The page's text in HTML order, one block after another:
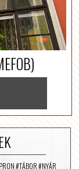
#TÁBOR #NYÁR